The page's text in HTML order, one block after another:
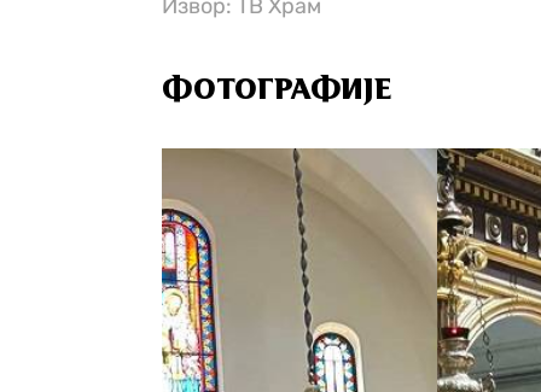
Извор: ТВ Храм
ФОТОГРАФИЈЕ